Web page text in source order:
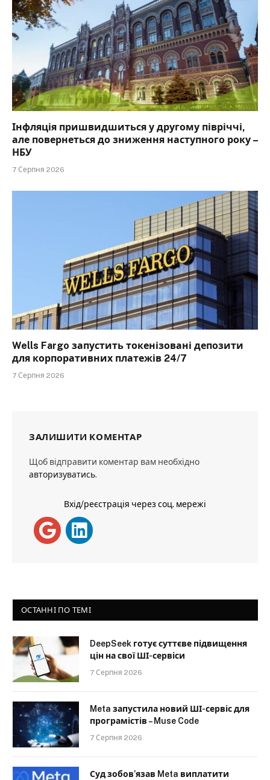
Інфляція пришвидшиться у другому півріччі,
але повернеться до зниження наступного року –
НБУ
7 Серпня 2026
Wells Fargo запустить токенізовані депозити
для корпоративних платежів 24/7
7 Серпня 2026
ЗАЛИШИТИ КОМЕНТАР
Щоб відправити коментар вам необхідно
авторизуватись.
Вхід/реєстрація через соц. мережі
ОСТАННІ ПО ТЕМІ
DeepSeek готує суттєве підвищення
цін на свої ШІ-сервіси
7 Серпня 2026
Meta запустила новий ШІ-сервіс для
програмістів – Muse Code
7 Серпня 2026
Суд зобов’язав Meta виплатити